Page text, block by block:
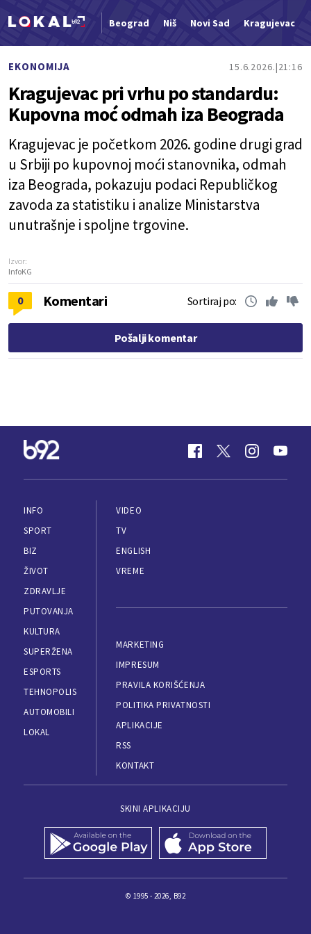
Beograd Niš Novi Sad Kragujevac
EKONOMIJA 15.6.2026. 21:16
Kragujevac pri vrhu po standardu:
Kupovna moć odmah iza Beograda
Kragujevac je početkom 2026. godine drugi grad
u Srbiji po kupovnoj moći stanovnika, odmah
iza Beograda, pokazuju podaci Republičkog
zavoda za statistiku i analize Ministarstva
unutrašnje i spoljne trgovine.
Izvor:
InfoKG
0 Komentari Sortiraj po:
Pošalji komentar
INFO
SPORT
BIZ
ŽIVOT
ZDRAVLJE
PUTOVANJA
KULTURA
SUPERŽENA
ESPORTS
TEHNOPOLIS
AUTOMOBILI
LOKAL
VIDEO
TV
ENGLISH
VREME
MARKETING
IMPRESUM
PRAVILA KORIŠĆENJA
POLITIKA PRIVATNOSTI
APLIKACIJE
RSS
KONTAKT
SKINI APLIKACIJU
© 1995 - 2026, B92